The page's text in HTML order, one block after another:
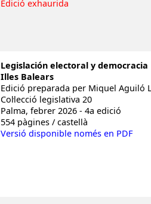
Edició exhaurida
Legislación electoral y
Illes Balears
Edició preparada per Miquel Aguiló
Col·lecció legislativa 20
Palma, febrer 2026 - 4a edició
554 pàgines / castellà
Versió disponible només en PDF